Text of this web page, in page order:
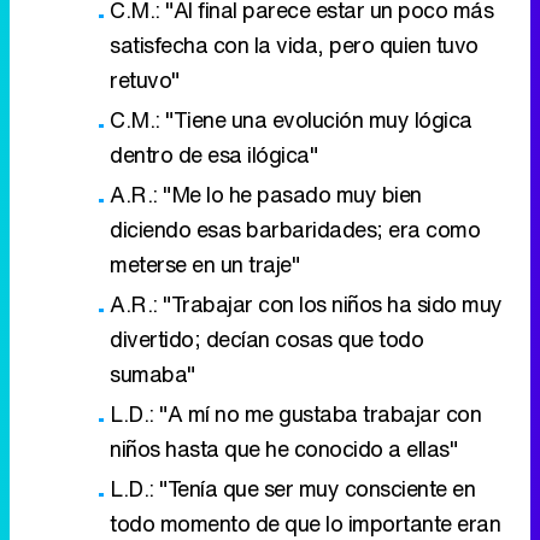
C.M.: "Al final parece estar un poco más
satisfecha con la vida, pero quien tuvo
retuvo"
C.M.: "Tiene una evolución muy lógica
dentro de esa ilógica"
A.R.: "Me lo he pasado muy bien
diciendo esas barbaridades; era como
meterse en un traje"
A.R.: "Trabajar con los niños ha sido muy
divertido; decían cosas que todo
sumaba"
L.D.: "A mí no me gustaba trabajar con
niños hasta que he conocido a ellas"
L.D.: "Tenía que ser muy consciente en
todo momento de que lo importante eran